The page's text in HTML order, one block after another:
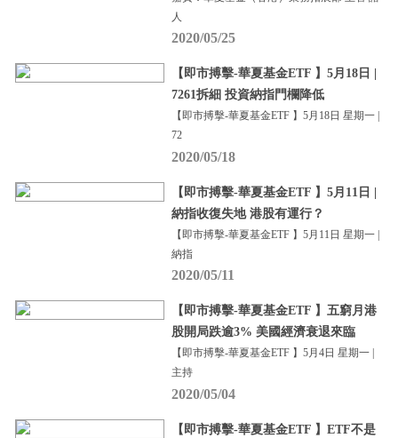
人
2020/05/25
【即市搏擊-華夏基金ETF 】5月18日 |
7261拆細 投資納指門欄降低
【即市搏擊-華夏基金ETF 】5月18日 星期一 |
72
2020/05/18
【即市搏擊-華夏基金ETF 】5月11日 |
納指收復失地 港股有運行？
【即市搏擊-華夏基金ETF 】5月11日 星期一 |
納指
2020/05/11
【即市搏擊-華夏基金ETF 】五窮月港
股開局跌逾3% 美國經濟衰退來臨
【即市搏擊-華夏基金ETF 】5月4日 星期一 |
主持
2020/05/04
【即市搏擊-華夏基金ETF 】ETF不是